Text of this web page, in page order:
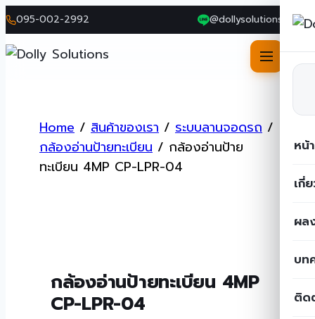
095-002-2992 @dollysolutions
หน้
เกี่
ผล
บท
ติด
contentHome / สินค้าของเรา / ระบบลานจอดรถ /
กล้องอ่านป้ายทะเบียน / กล้องอ่านป้าย
ทะเบียน 4MP CP-LPR-04
กล้องอ่านป้ายทะเบียน 4MP
CP-LPR-04